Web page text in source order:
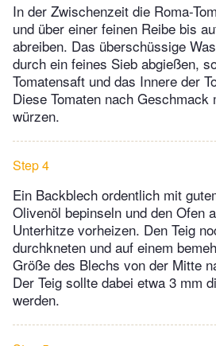
In der Zwischenzeit die Roma-
und über einer feinen Reibe bis
abreiben. Das überschüssige
durch ein feines Sieb abgießen,
Tomatensaft und das Innere der
Diese Tomaten nach Geschmack
würzen.
Step 4
Ein Backblech ordentlich mit
Olivenöl bepinseln und den Ofen
Unterhitze vorheizen. Den Teig
durchkneten und auf einem
Größe des Blechs von der Mitte
Der Teig sollte dabei etwa 3 mm
werden.